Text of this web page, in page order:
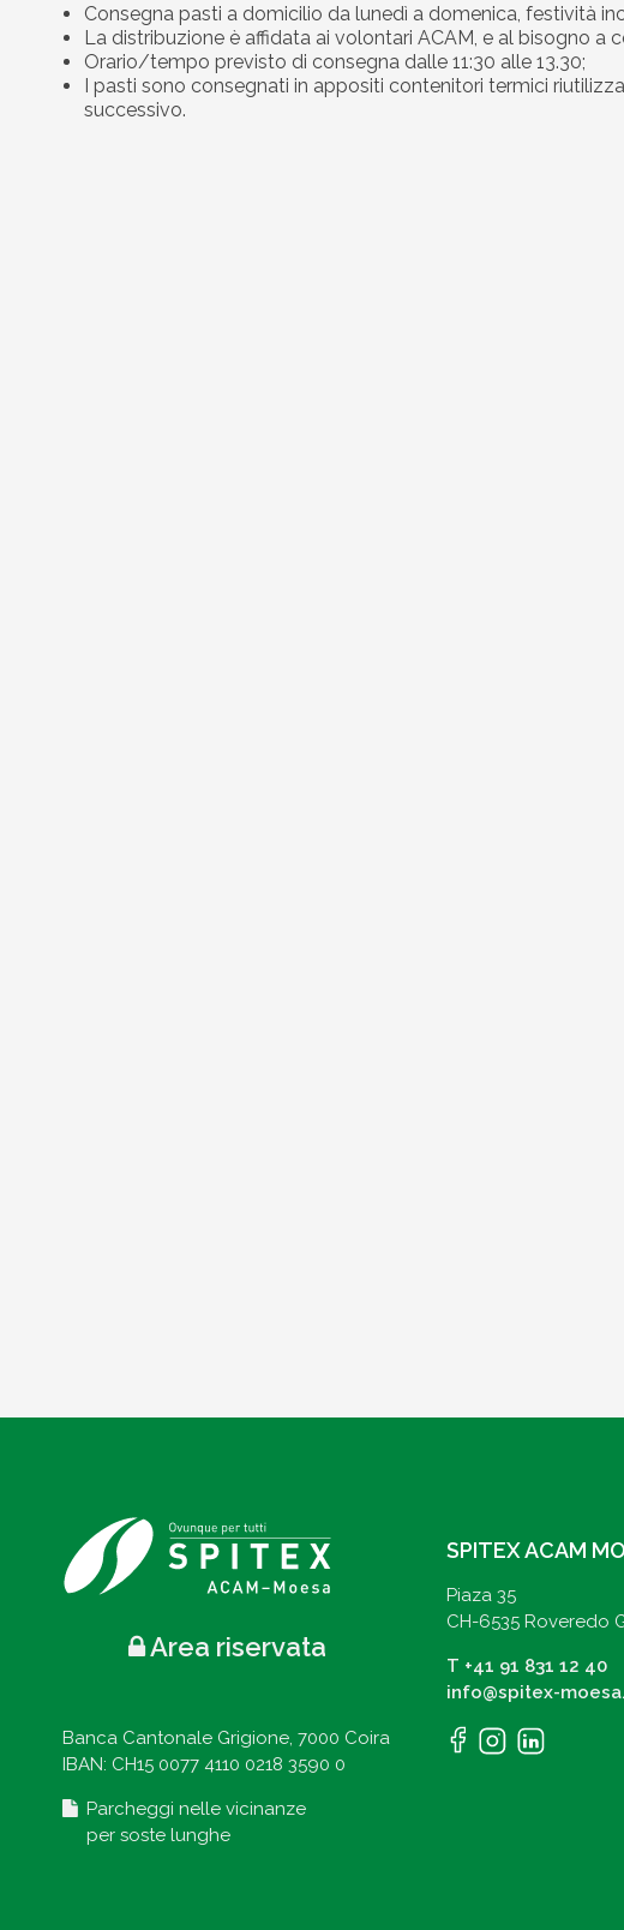
Consegna pasti a domicilio da lunedì a domenica, festività
La distribuzione è affidata ai volontari ACAM, e al bisogno a
Orario/tempo previsto di consegna dalle 11:30 alle 13.30;
I pasti sono consegnati in appositi contenitori termici
successivo.
Area riservata
Banca Cantonale Grigione, 7000 Coira
IBAN: CH15 0077 4110 0218 3590 0
Parcheggi nelle vicinanze
per soste lunghe
SPITEX ACAM
Piaza 35
CH-6535 Roveredo
T +41 91 831 12 40
info@spitex-